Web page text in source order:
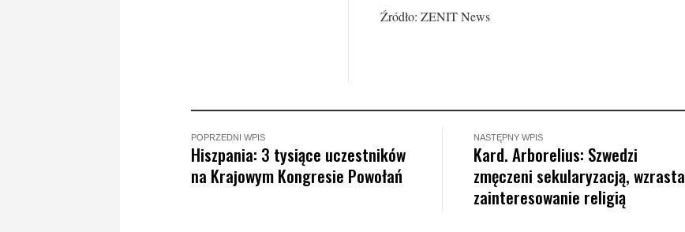
Źródło: ZENIT News
POPRZEDNI WPIS
Hiszpania: 3 tysiące uczestników
na Krajowym Kongresie Powołań
NASTĘPNY WPIS
Kard. Arborelius: Szwedzi
zmęczeni sekularyzacją, wzrasta
zainteresowanie religią